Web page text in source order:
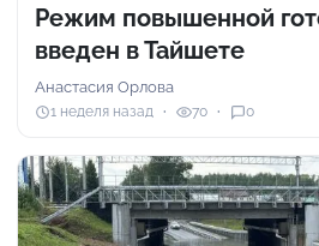
Режим повышенной
введен в Тайшете
Анастасия Орлова
1 неделя назад 70 0